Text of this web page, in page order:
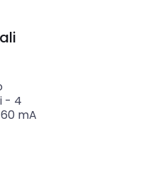
- 4
60 mA